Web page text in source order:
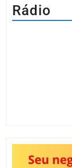
Rádio